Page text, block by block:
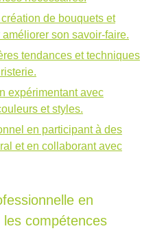
de bouquets et
son savoir-faire.
tendances et techniques
expérimentant avec
et styles.
en participant à des
et en collaborant avec
en
compétences